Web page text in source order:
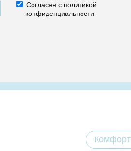
Согласен с политикой
конфиденциальности
Комфорт